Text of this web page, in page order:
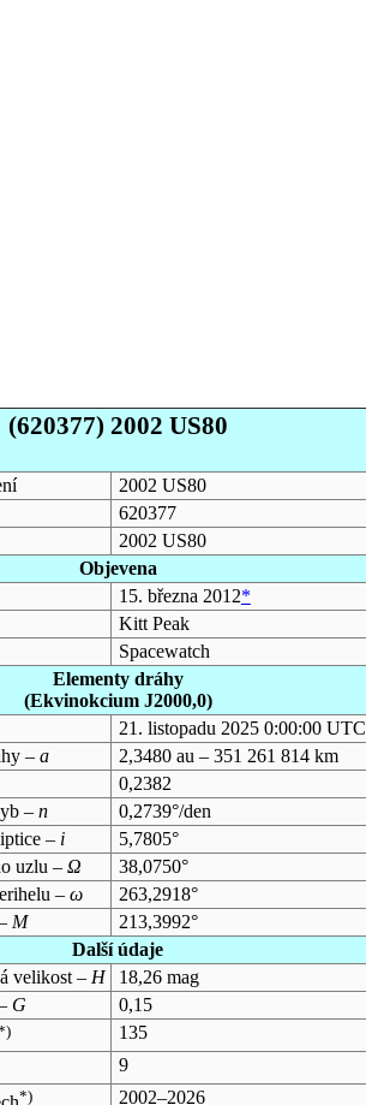
(620377) 2002 US80
2002 US80
620377
2002 US80
Objevena
15. března 2012*
Kitt Peak
Spacewatch
Elementy dráhy
(Ekvinokcium J2000,0)
21. listopadu 2025 0:00:00 UTC
– a
2,3480 au – 351 261 814 km
0,2382
– n
0,2739°/den
– i
5,7805°
uzlu – Ω
38,0750°
– ω
263,2918°
M
213,3992°
Další údaje
velikost – H
18,26 mag
G
0,15
135
9
*)
2002–2026